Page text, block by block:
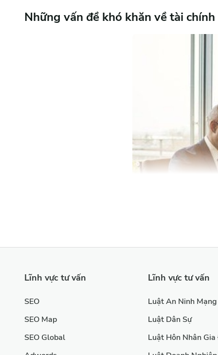
Những vấn đề khó khăn về tài
Các khó khăn về tài chính mà cá nhân, doanh nghiệp
: Nhiều doanh nghiệp gặp khó
nhỏ đang phát triển có thể nhận được nguồn thu
Lĩnh vực tư vấn
SEO
SEO Map
SEO Global
Lĩnh vực tư vấn
Luật An Ninh Mạng
Luật Dân Sự
Luật Hôn Nhân